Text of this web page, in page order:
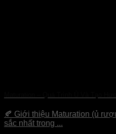
🍂 Giới thiệu Maturation (ủ
sắc nhất trong ...